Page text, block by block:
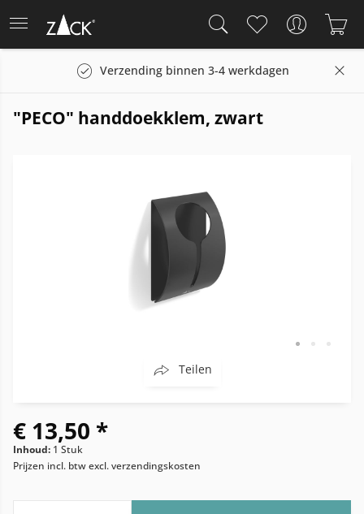
Verzending binnen 3-4 werkdagen
"PECO" handdoekklem, zwart
Teilen
€ 13,50 *
Inhoud: 1 Stuk
Prijzen incl. btwexcl. verzendingskosten